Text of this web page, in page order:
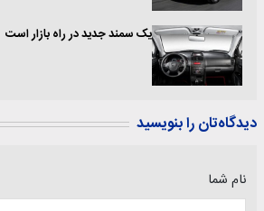
یک سمند جدید در راه بازار است
دیدگاه‌تان را بنویسید
نام شما